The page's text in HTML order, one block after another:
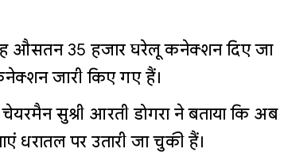
औसतन 35 हजार घरेलू कनेक्शन दिए जा
जारी किए गए हैं।
सुश्री आरती डोगरा ने बताया कि अब
धरातल पर उतारी जा चुकी हैं।